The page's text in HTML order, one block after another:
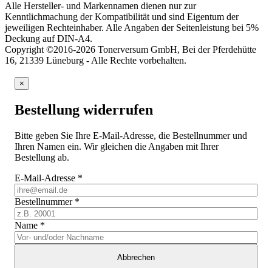
Alle Hersteller- und Markennamen dienen nur zur
Kenntlichmachung der Kompatibilität und sind Eigentum der
jeweiligen Rechteinhaber. Alle Angaben der Seitenleistung bei 5%
Deckung auf DIN-A4.
Copyright ©2016-2026 Tonerversum GmbH, Bei der Pferdehütte
16, 21339 Lüneburg - Alle Rechte vorbehalten.
×
Bestellung widerrufen
Bitte geben Sie Ihre E-Mail-Adresse, die Bestellnummer und
Ihren Namen ein. Wir gleichen die Angaben mit Ihrer
Bestellung ab.
E-Mail-Adresse *
Bestellnummer *
Name *
Abbrechen